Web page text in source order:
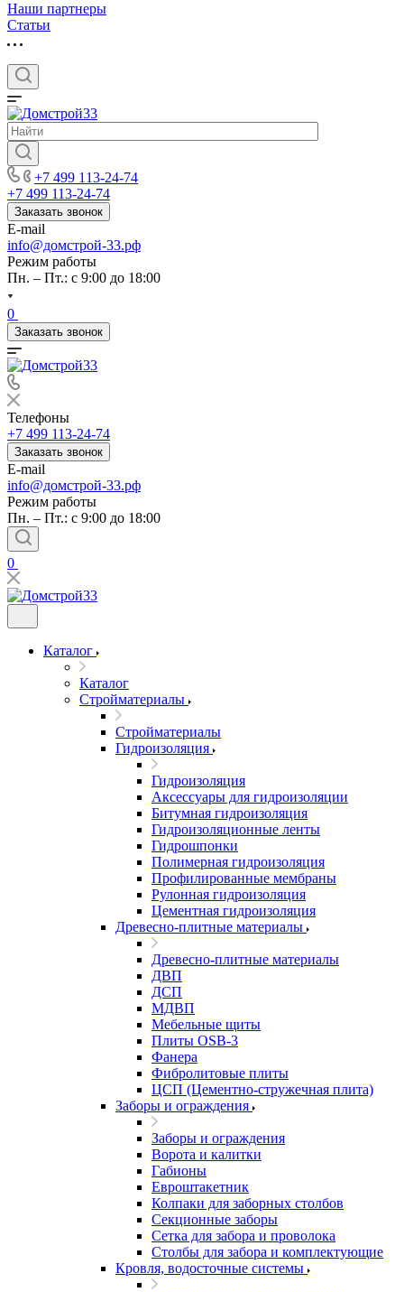
Наши партнеры
Статьи
+7 499 113-24-74
+7 499 113-24-74
Заказать звонок
E-mail
info@домстрой-33.рф
Режим работы
Пн. – Пт.: с 9:00 до 18:00
0
Заказать звонок
Телефоны
+7 499 113-24-74
Заказать звонок
E-mail
info@домстрой-33.рф
Режим работы
Пн. – Пт.: с 9:00 до 18:00
0
Каталог
Каталог
Стройматериалы
Стройматериалы
Гидроизоляция
Гидроизоляция
Аксессуары для гидроизоляции
Битумная гидроизоляция
Гидроизоляционные ленты
Гидрошпонки
Полимерная гидроизоляция
Профилированные мембраны
Рулонная гидроизоляция
Цементная гидроизоляция
Древесно-плитные материалы
Древесно-плитные материалы
ДВП
ДСП
МДВП
Мебельные щиты
Плиты OSB-3
Фанера
Фибролитовые плиты
ЦСП (Цементно-стружечная плита)
Заборы и ограждения
Заборы и ограждения
Ворота и калитки
Габионы
Евроштакетник
Колпаки для заборных столбов
Секционные заборы
Сетка для забора и проволока
Столбы для забора и комплектующие
Кровля, водосточные системы